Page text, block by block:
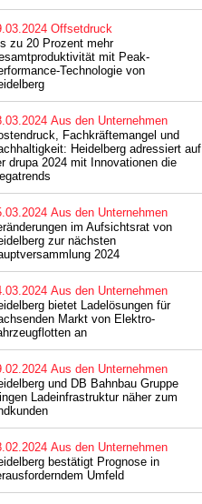
Offsetdruck
zu 20 Prozent mehr
mit Peak-
Technologie von
Aus den Unternehmen
Fachkräftemangel und
Heidelberg adressiert auf
drupa 2024 mit Innovationen die
Aus den Unternehmen
im Aufsichtsrat von
zur nächsten
2024
Aus den Unternehmen
bietet Ladelösungen für
Markt von Elektro-
an
Aus den Unternehmen
und DB Bahnbau Gruppe
Ladeinfrastruktur näher zum
Aus den Unternehmen
bestätigt Prognose in
Umfeld